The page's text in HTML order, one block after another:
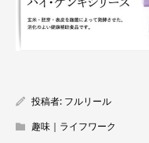
投稿者: フルリール
趣味｜ライフワーク